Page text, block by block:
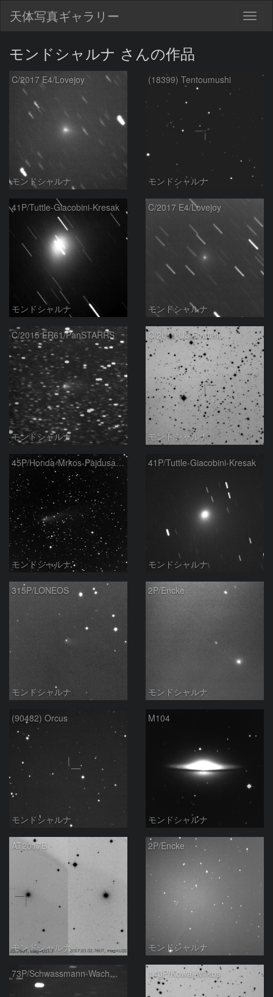
天体写真ギャラリー
モンドシャルナ さんの作品
C/2017 E4/Lovejoy
モンドシャルナ
(18399) Tentoumushi
モンドシャルナ
41P/Tuttle-Giacobini-Kresak
モンドシャルナ
C/2017 E4/Lovejoy
モンドシャルナ
C/2015 ER61/PanSTARRS
モンドシャルナ
C/2010 U3/Boattini
モンドシャルナ
45P/Honda-Mrkos-Pajdusakova
モンドシャルナ
41P/Tuttle-Giacobini-Kresak
モンドシャルナ
315P/LONEOS
モンドシャルナ
2P/Encke
モンドシャルナ
(90482) Orcus
モンドシャルナ
M104
モンドシャルナ
AT2017B
モンドシャルナ
2P/Encke
モンドシャルナ
73P/Schwassmann-Wachmann 143P/Kowal-Mrkos